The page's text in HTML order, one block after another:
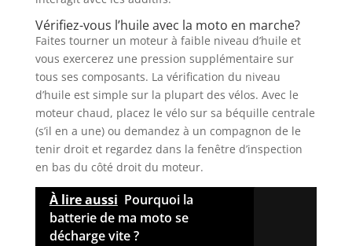
Vérifiez-vous l’huile avec la moto en marche?
Faites tourner un moteur à faible niveau d’huile et
vous exercerez une pression supplémentaire sur
tous ses composants. La vérification du niveau
d’huile est simple sur la plupart des vélos. Avec le
moteur chaud, placez le vélo sur sa béquille centrale
(s’il en a une) ou demandez à un compagnon de le
tenir droit et regardez dans la fenêtre d’inspection
en bas du côté droit du moteur.
À lire aussi Pourquoi la
batterie de ma moto se
décharge vite ?